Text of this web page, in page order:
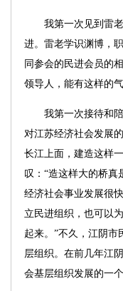
我第一次见到雷老
进。雷老学识渊博，
同参会的民进会员的
领导人，能有这样的
我第一次接待和陪
对江苏经济社会发展
长江上面，建造这样
叹：“造这样大的桥
经济社会事业发展很
立民进组织，也可以
起来。”不久，江阴
层组织。在前几年江
会基层组织发展的一